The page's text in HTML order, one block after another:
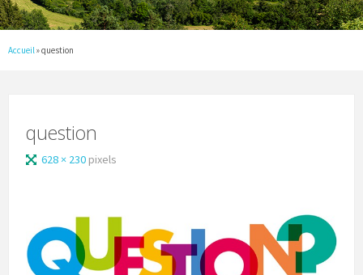
Accueil »question
question
628 × 230 pixels